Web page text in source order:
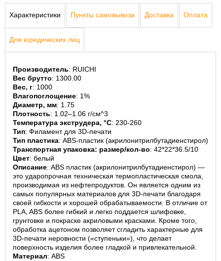
Характеристики Пункты самовывоза Доставка Оплата
Для юридических лиц
Производитель: RUICHI
Вес брутто: 1300.00
Вес, г: 1000
Влагопоглощение: 1%
Диаметр, мм: 1.75
Плотность: 1.02–1.06 г/см^3
Температура экструдера, °C: 230-260
Тип: Филамент для 3D-печати
Тип пластика: ABS-пластик (акрилонитрилбутадиенстирол)
Транспортная упаковка: размер/кол-во: 42*22*36.5/10
Цвет: белый
Описание: ABS пластик (акрилонитрилбутадиенстирол) —
это ударопрочная техническая термопластическая смола,
производимая из нефтепродуктов. Он является одним из
самых популярных материалов для 3D-печати благодаря
своей гибкости и хорошей обрабатываемости. В отличие от
PLA, ABS более гибкий и легко поддается шлифовке,
грунтовке и покраске акриловыми красками. Кроме того,
обработка ацетоном позволяет сгладить характерные для
3D-печати неровности («ступеньки»), что делает
поверхность изделия более гладкой и привлекательной.
Материал: ABS